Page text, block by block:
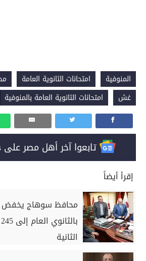
المنوفية امتحانات الثانوية العامة
غش
امتحانات الثانوية العامة بالمنوفية
تابعوا آخر أهل مصر على Google News
إقرأ أيضاً
محافظ سوهاج يخفض
الثانية